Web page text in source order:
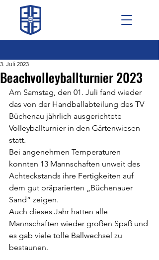
Beachvolleyballturnier 2023
3. Juli 2023
Am Samstag, den 01. Juli fand wieder
das von der Handballabteilung des TV
Büchenau jährlich ausgerichtete
Volleyballturnier in den Gärtenwiesen
statt.
Bei angenehmen Temperaturen
konnten 13 Mannschaften unweit des
Achteckstands ihre Fertigkeiten auf
dem gut präparierten „Büchenauer
Sand“ zeigen.
Auch dieses Jahr hatten alle
Mannschaften wieder großen Spaß und
es gab viele tolle Ballwechsel zu
bestaunen.